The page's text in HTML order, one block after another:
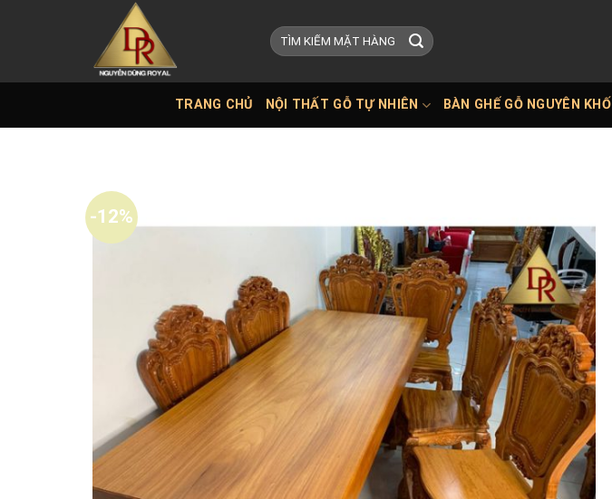
Tìm
kiếm:
TRANG CHỦ NỘI THẤT GỖ TỰ NHIÊN BÀN GHẾ GỖ NGUYÊN KHỐI
-12%